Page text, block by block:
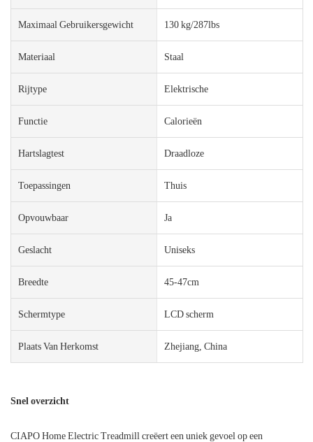
Maximaal Gebruikersgewicht 130 kg/287lbs
Materiaal Staal
Rijtype Elektrische
Functie Calorieën
Hartslagtest Draadloze
Toepassingen Thuis
Opvouwbaar Ja
Geslacht Uniseks
Breedte 45-47cm
Schermtype LCD scherm
Plaats Van Herkomst Zhejiang, China
Snel overzicht
CIAPO Home Electric Treadmill creëert een uniek gevoel op een